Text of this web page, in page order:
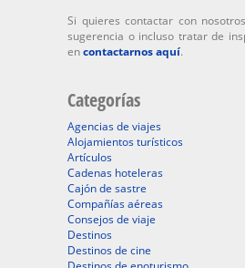
Si quieres contactar con
sugerencia o incluso tratar de
encontactarnos aquí.
Categorías
Agencias de viajes
Alojamientos turísticos
Artículos
Cadenas hoteleras
Cajón de sastre
Compañías aéreas
Consejos de viaje
Destinos
Destinos de cine